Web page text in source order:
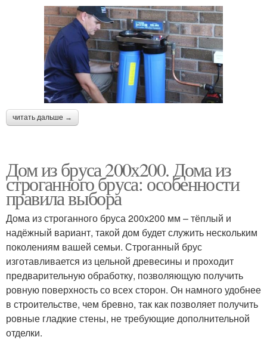
читать дальше →
Дом из бруса 200х200. Дома из
строганного бруса: особенности
правила выбора
Дома из строганного бруса 200х200 мм – тёплый и
надёжный вариант, такой дом будет служить нескольким
поколениям вашей семьи. Строганный брус
изготавливается из цельной древесины и проходит
предварительную обработку, позволяющую получить
ровную поверхность со всех сторон. Он намного удобнее
в строительстве, чем бревно, так как позволяет получить
ровные гладкие стены, не требующие дополнительной
отделки.